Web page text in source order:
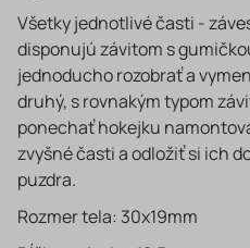
Všetky jednotlivé časti -
disponujú závitom s
jednoducho rozobrať a
druhý, s rovnakým typom
ponechať hokejku
zvyšné časti a odložiť si ich
puzdra.
Rozmer tela: 30x19mm